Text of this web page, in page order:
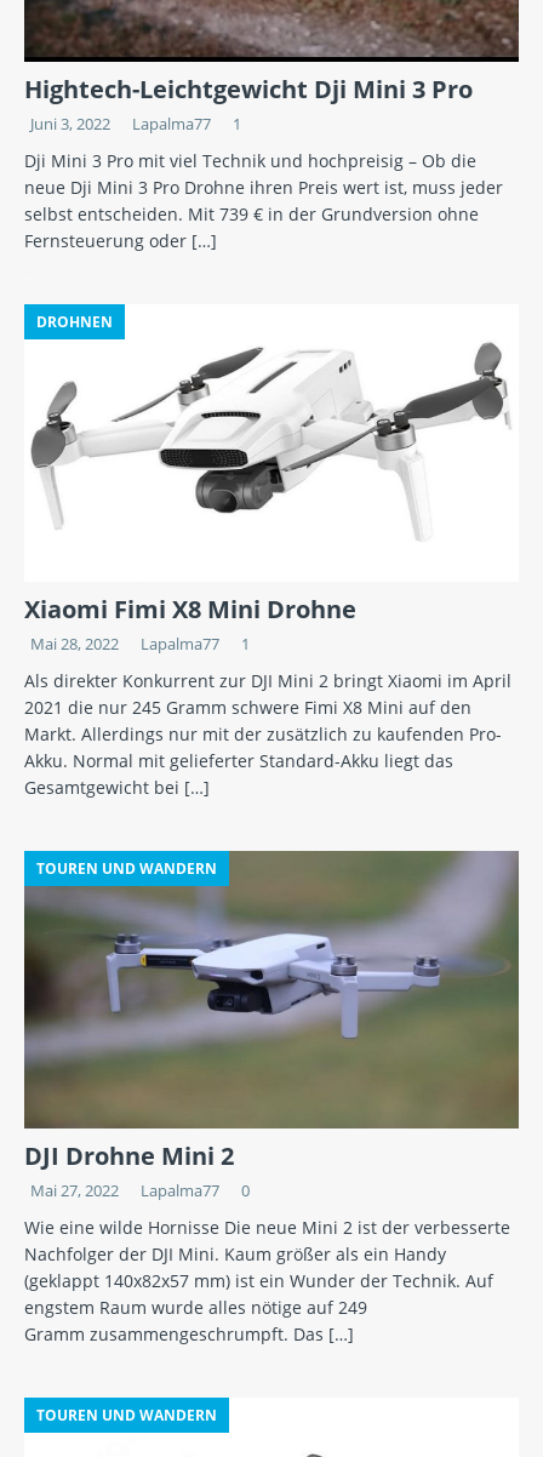
Hightech-Leichtgewicht Dji Mini 3 Pro
Juni 3, 2022 Lapalma77 1
Dji Mini 3 Pro mit viel Technik und hochpreisig – Ob die
neue Dji Mini 3 Pro Drohne ihren Preis wert ist, muss jeder
selbst entscheiden. Mit 739 € in der Grundversion ohne
Fernsteuerung oder […]
DROHNEN
Xiaomi Fimi X8 Mini Drohne
Mai 28, 2022 Lapalma77 1
Als direkter Konkurrent zur DJI Mini 2 bringt Xiaomi im April
2021 die nur 245 Gramm schwere Fimi X8 Mini auf den
Markt. Allerdings nur mit der zusätzlich zu kaufenden Pro-
Akku. Normal mit gelieferter Standard-Akku liegt das
Gesamtgewicht bei […]
TOUREN UND WANDERN
DJI Drohne Mini 2
Mai 27, 2022 Lapalma77 0
Wie eine wilde Hornisse Die neue Mini 2 ist der verbesserte
Nachfolger der DJI Mini. Kaum größer als ein Handy
(geklappt 140x82x57 mm) ist ein Wunder der Technik. Auf
engstem Raum wurde alles nötige auf 249
Gramm zusammengeschrumpft. Das […]
TOUREN UND WANDERN